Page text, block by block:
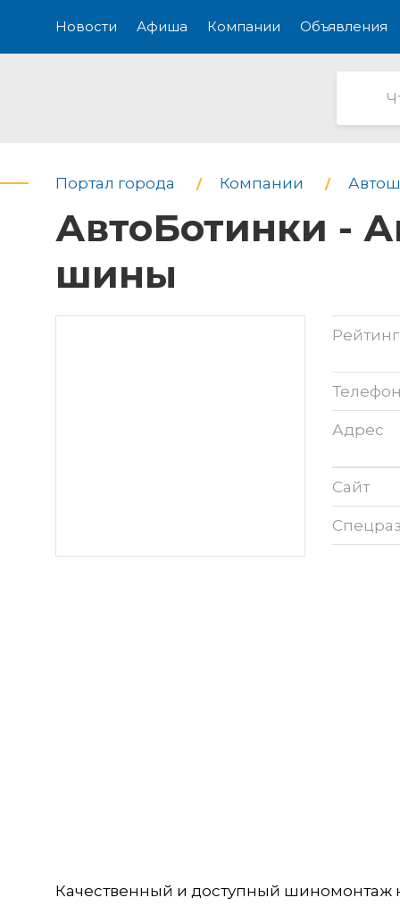
Новости Афиша Компании Объявления
Портал города Компании
АвтоБотинки -
шины
Рейтинг
Адрес
Сайт
Качественный и доступный